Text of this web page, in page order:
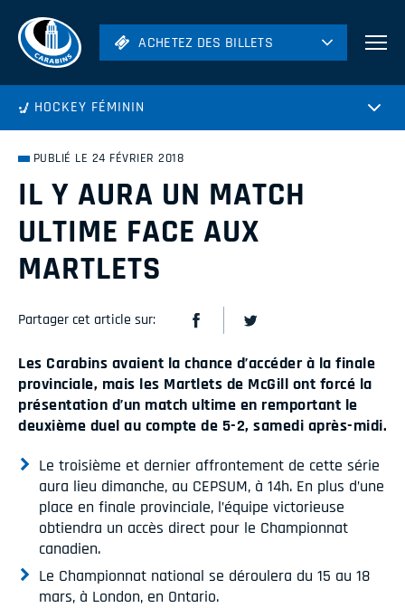
ACHETEZ DES BILLETS
Hockey
ACHETEZ DES BILLETS
HOCKEY FÉMININ
PUBLIÉ LE 24 FÉVRIER 2018
IL Y AURA UN MATCH
ULTIME FACE AUX
MARTLETS
Partager cet article sur:
Les Carabins avaient la chance d’accéder à la finale
provinciale, mais les Martlets de McGill ont forcé la
présentation d’un match ultime en remportant le
deuxième duel au compte de 5-2, samedi après-midi.
Le troisième et dernier affrontement de cette série
aura lieu dimanche, au CEPSUM, à 14h. En plus d’une
place en finale provinciale, l’équipe victorieuse
obtiendra un accès direct pour le Championnat
canadien.
Le Championnat national se déroulera du 15 au 18
mars, à London, en Ontario.